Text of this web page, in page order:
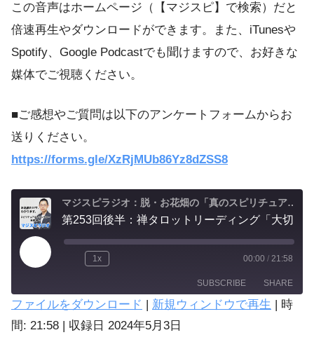
この音声はホームページ（【マジスピ】で検索）だと
倍速再生やダウンロードができます。また、iTunesや
Spotify、Google Podcastでも聞けますので、お好きな
媒体でご視聴ください。
■ご感想やご質問は以下のアンケートフォームからお
送りください。
https://forms.gle/XzRjMUb86Yz8dZSS8
マジスピラジオ：脱・お花畑の「真のスピリチュアル実践」
1x 00:00 / 21:58
SUBSCRIBE SHARE
Amazon
SHARE
ファイルをダウンロード | 新規ウィンドウで再生 | 時
間: 21:58 | 収録日 2024年5月3日